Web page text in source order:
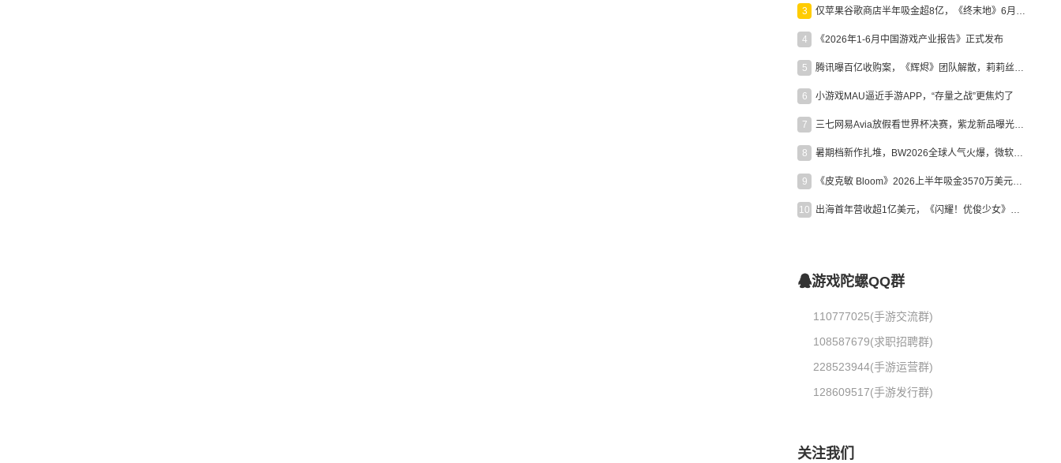
3 仅苹果谷歌商店半年吸金超8亿，《终末地》6月份收入显著回暖
4 《2026年1-6月中国游戏产业报告》正式发布
5 腾讯曝百亿收购案，《辉烬》团队解散，莉莉丝新作曝光｜陀螺周报
6 小游戏MAU逼近手游APP，“存量之战”更焦灼了
7 三七网易Avia放假看世界杯决赛，紫龙新品曝光，米哈游新作上线 | 陀螺周报
8 暑期档新作扎堆，BW2026全球人气火爆，微软XBOX大裁员|陀螺周报
9 《皮克敏 Bloom》2026上半年吸金3570万美元，中国台湾成最大市场
10 出海首年营收超1亿美元，《闪耀！优俊少女》美国市场占比达七成
游戏陀螺QQ群
110777025(手游交流群)
108587679(求职招聘群)
228523944(手游运营群)
128609517(手游发行群)
关注我们